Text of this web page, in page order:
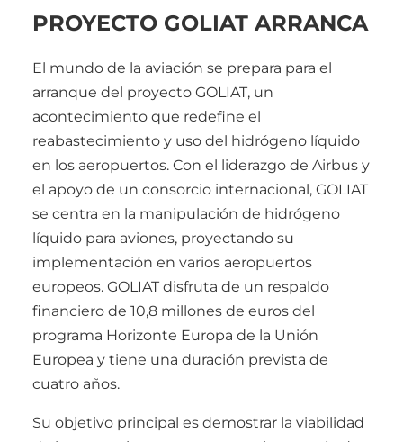
PROYECTO GOLIAT ARRANCA
El mundo de la aviación se prepara para el
arranque del proyecto GOLIAT, un
acontecimiento que redefine el
reabastecimiento y uso del hidrógeno líquido
en los aeropuertos. Con el liderazgo de Airbus y
el apoyo de un consorcio internacional, GOLIAT
se centra en la manipulación de hidrógeno
líquido para aviones, proyectando su
implementación en varios aeropuertos
europeos. GOLIAT disfruta de un respaldo
financiero de 10,8 millones de euros del
programa Horizonte Europa de la Unión
Europea y tiene una duración prevista de
cuatro años.
Su objetivo principal es demostrar la viabilidad